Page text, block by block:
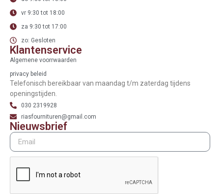
vr 9:30 tot 18:00
za 9:30 tot 17:00
zo: Gesloten
Klantenservice
Algemene voorrwaarden
privacy beleid
Telefonisch bereikbaar van maandag t/m zaterdag tijdens
openingstijden.
030 2319928
riasfournituren@gmail.com
Nieuwsbrief